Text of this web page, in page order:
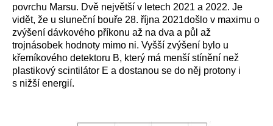
povrchu Marsu. Dvě největší v letech 2021 a 2022. Je
vidět, že u sluneční bouře 28. října 2021došlo v maximu o
zvýšení dávkového příkonu až na dva a půl až
trojnásobek hodnoty mimo ni. Vyšší zvýšení bylo u
křemíkového detektoru B, který má menší stínění než
plastikový scintilátor E a dostanou se do něj protony i
s nižší energií.